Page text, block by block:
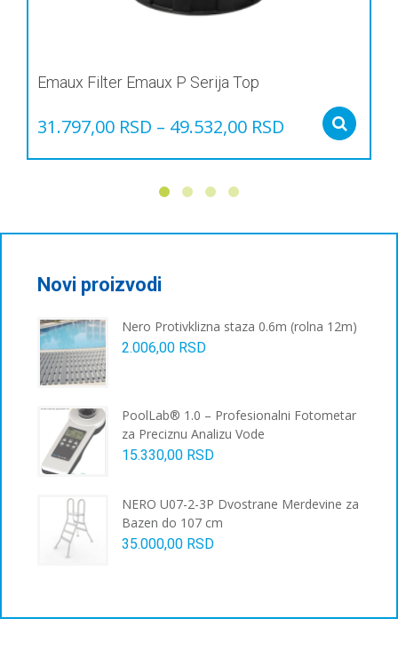
Emaux Filter Emaux P Serija Top
31.797,00 RSD – 49.532,00 RSD
бити
изабране
на
страници
производа.
Novi proizvodi
Nero Protivklizna staza 0.6m (rolna 12m)
2.006,00 RSD
PoolLab® 1.0 – Profesionalni Fotometar
za Preciznu Analizu Vode
15.330,00 RSD
NERO U07-2-3P Dvostrane Merdevine za
Bazen do 107 cm
35.000,00 RSD